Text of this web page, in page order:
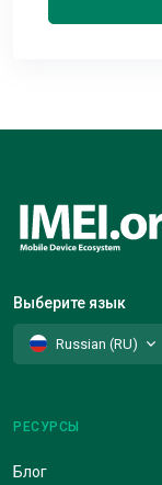
Выберите язык
Russian (RU)
РЕСУРСЫ
Блог